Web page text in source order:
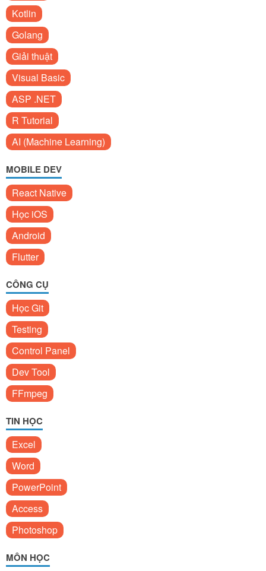
Kotlin
Golang
Giải thuật
Visual Basic
ASP .NET
R Tutorial
AI (Machine Learning)
MOBILE DEV
React Native
Học iOS
Android
Flutter
CÔNG CỤ
Học Git
Testing
Control Panel
Dev Tool
FFmpeg
TIN HỌC
Excel
Word
PowerPoint
Access
Photoshop
MÔN HỌC